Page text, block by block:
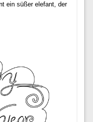
ein süßer elefant, der